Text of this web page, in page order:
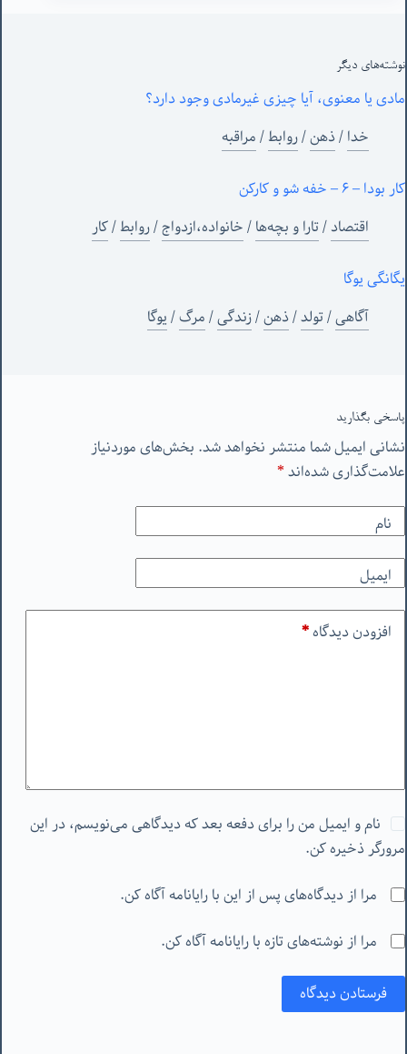
نوشته‌های‌ دیگر
مادی یا معنوی، آیا چیزی غیرمادی وجود دارد؟
خدا/ذهن/روابط/مراقبه
کار بودا – ۶ – خفه شو و کارکن
اقتصاد/تارا و بچه‌ها/خانواده،ازدواج/روابط/کار
یگانگی یوگا
آگاهی/تولد/ذهن/زندگی/مرگ/یوگا
پاسخی بگذارید
نشانی ایمیل شما منتشر نخواهد شد. بخش‌های موردنیاز
علامت‌گذاری شده‌اند*
نام
ایمیل
افزودن دیدگاه*
نام و ایمیل من را برای دفعه بعد که دیدگاهی می‌نویسم، در این
مرورگر ذخیره کن.
مرا از دیدگاه‌های پس از این با رایانامه آگاه کن.
مرا از نوشته‌های تازه با رایانامه آگاه کن.
فرستادن دیدگاه